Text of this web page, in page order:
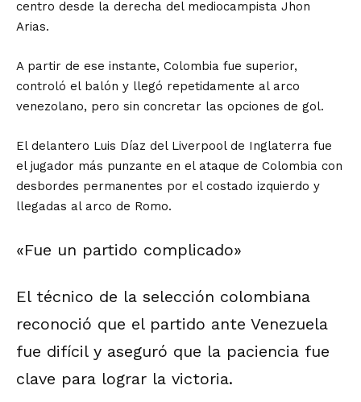
centro desde la derecha del mediocampista Jhon
Arias.
A partir de ese instante, Colombia fue superior,
controló el balón y llegó repetidamente al arco
venezolano, pero sin concretar las opciones de gol.
El delantero Luis Díaz del Liverpool de Inglaterra fue
el jugador más punzante en el ataque de Colombia con
desbordes permanentes por el costado izquierdo y
llegadas al arco de Romo.
«Fue un partido complicado»
El técnico de la selección colombiana
reconoció que el partido ante Venezuela
fue difícil y aseguró que la paciencia fue
clave para lograr la victoria.